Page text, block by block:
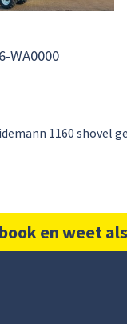
WA0000
1160 shovel
en weet